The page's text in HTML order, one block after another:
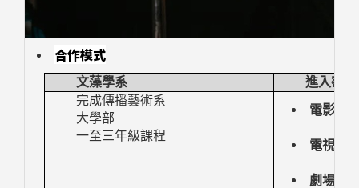
合作模式
文藻學系
進入密
完成傳播藝術系
大學部
一至三年級課程
電影學
電視與
劇場設